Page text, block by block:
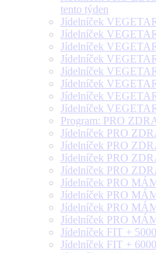
tento týden
Jídelníček
Jídelníček
Jídelníček
Jídelníček
Jídelníček
Jídelníček
Jídelníček
Jídelníček
Program: PRO
Jídelníček PRO
Jídelníček PRO
Jídelníček PRO
Jídelníček PRO
Jídelníček PRO
Jídelníček PRO
Jídelníček PRO
Jídelníček PRO
Jídelníček FIT +
Jídelníček FIT +